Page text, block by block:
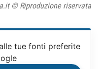
© Riproduzione riservata
tue fonti preferite